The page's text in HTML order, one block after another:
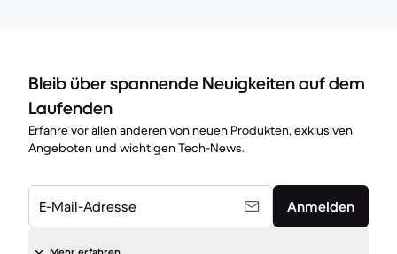
Bleib über spannende Neuigkeiten auf dem
Laufenden
Erfahre vor allen anderen von neuen Produkten, exklusiven
Angeboten und wichtigen Tech-News.
E-Mail-Adresse Anmelden